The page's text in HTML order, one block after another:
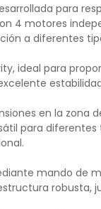
para
4 motores
a diferentes
ideal para
en la zona
para
mando de
robusta,